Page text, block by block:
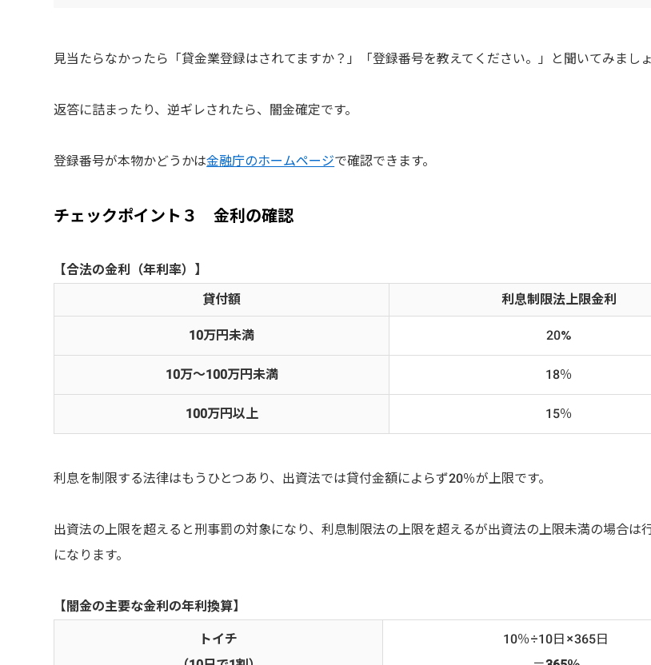
見当たらなかったら「貸金業登録はされてますか？」「登録番号を教えてください。」と聞いてみましょ
返答に詰まったり、逆ギレされたら、闇金確定です。
登録番号が本物かどうかは金融庁のホームページで確認できます。
チェックポイント３ 金利の確認
【合法の金利（年利率）】
貸付額
利息制限法上限金利
10万円未満
20%
10万～100万円未満 18％
100万円以上 15％
利息を制限する法律はもうひとつあり、出資法では貸付金額によらず20％が上限です。
出資法の上限を超えると刑事罰の対象になり、利息制限法の上限を超えるが出資法の上限未満の場合は
になります。
【闇金の主要な金利の年利換算】
トイチ
10％÷10日×365日